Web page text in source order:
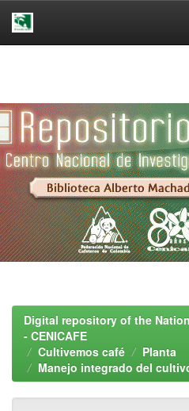
Digital repository of the
- CENICAFE
Cultivemos café
Planta
Manejo integrado del